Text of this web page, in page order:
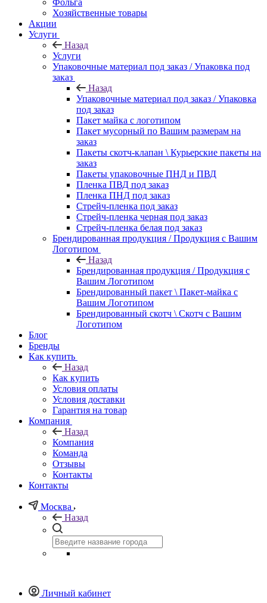
Фольга
Хозяйственные товары
Акции
Услуги
Назад
Услуги
Упаковочные материал под заказ / Упаковка под
заказ
Назад
Упаковочные материал под заказ / Упаковка
под заказ
Пакет майка с логотипом
Пакет мусорный по Вашим размерам на
заказ
Пакеты скотч-клапан \ Курьерские пакеты на
заказ
Пакеты упаковочные ПНД и ПВД
Пленка ПВД под заказ
Пленка ПНД под заказ
Стрейч-пленка под заказ
Стрейч-пленка черная под заказ
Стрейч-пленка белая под заказ
Брендированная продукция / Продукция с Вашим
Логотипом
Назад
Брендированная продукция / Продукция с
Вашим Логотипом
Брендированный пакет \ Пакет-майка с
Вашим Логотипом
Брендированный скотч \ Скотч с Вашим
Логотипом
Блог
Бренды
Как купить
Назад
Как купить
Условия оплаты
Условия доставки
Гарантия на товар
Компания
Назад
Компания
Команда
Отзывы
Контакты
Контакты
Москва
Назад
Личный кабинет